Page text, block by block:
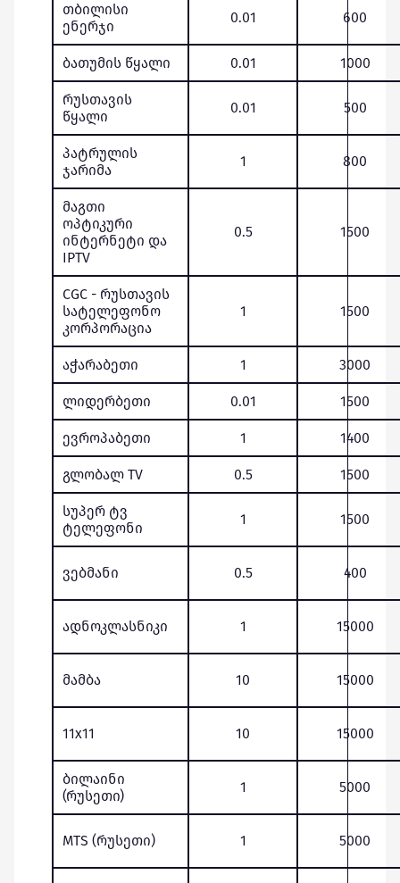
თბილისი
ენერჯი
0.01 600
ბათუმის წყალი 0.01 1000
რუსთავის
წყალი
0.01 500
პატრულის
ჯარიმა
1 800
მაგთი
ოპტიკური
ინტერნეტი და
IPTV
0.5 1500
CGC - რუსთავის
სატელეფონო
კორპორაცია
1 1500
აჭარაბეთი 1 3000
ლიდერბეთი 0.01 1500
ევროპაბეთი 1 1400
გლობალ TV 0.5 1500
სუპერ ტვ
ტელეფონი
1 1500
ვებმანი 0.5 400
ადნოკლასნიკი 1 15000
მამბა 10 15000
11x11 10 15000
ბილაინი
(რუსეთი)
1 5000
MTS (რუსეთი) 1 5000